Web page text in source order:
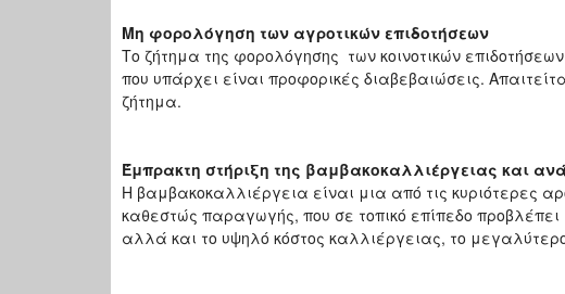
Μη φορολόγηση των αγροτικών επιδοτήσεων
Το ζήτημα της φορολόγησης των κοινοτικών
που υπάρχει είναι προφορικές διαβεβαιώσεις.
ζήτημα.
Έμπρακτη στήριξη της βαμβακοκαλλιέργειας και
Η βαμβακοκαλλιέργεια είναι μια από τις κυριότερες
καθεστώς παραγωγής, που σε τοπικό επίπεδο
αλλά και το υψηλό κόστος καλλιέργειας, το